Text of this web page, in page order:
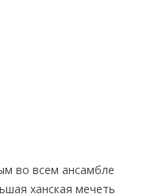
во всем ансамбле
ханская мечеть